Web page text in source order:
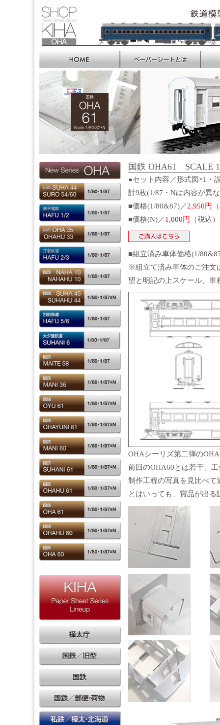
国鉄 OHA61 SCALE
●セット内容／形式図×1
計9枚(1/87・Nは内容が異
■価格(1/80&87)／2,950円
■価格(N)／1,000円 （税込
■組立済み車体価格(1/
※組立て済み車体のご注文
望と明記の上スケール、車
OHAシーリズ第二弾の
前回のOHA60とは若干、
制作工程の写真を見比べて
とはいっても、賞品が出